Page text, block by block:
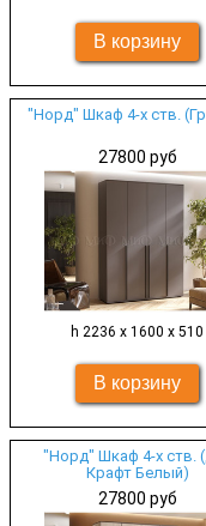
"Норд" Шкаф 4-х ств.
27800 руб
h 2236 х 1600 х 510
"Норд" Шкаф 4-х ств.
Крафт Белый)
27800 руб